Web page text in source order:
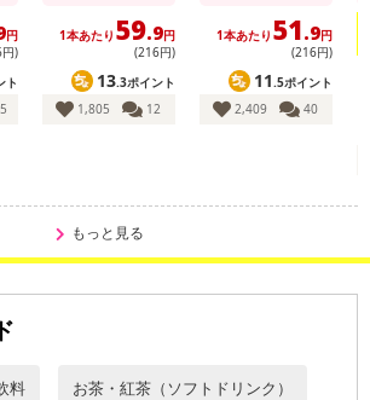
円
)
ト
1本あたり 59.9円
(216円)
13.3ポイント
1,805
12
1本あたり 51.9円
(216円)
11.5ポイント
2,409
40
もっと見る
料 お茶・紅茶（ソフトドリンク）